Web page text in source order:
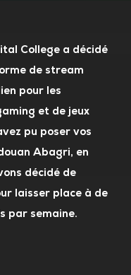
College a décidé
de stream
pour les
et de jeux
pu poser vos
Abagri, en
décidé de
laisser place à de
par semaine.